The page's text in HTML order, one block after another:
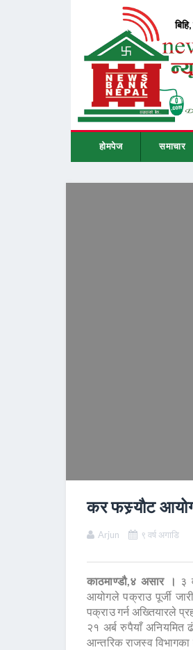
होमपेज समाचार
कर फस्र्याैट
Arjun ९ वर्ष अगाडि
काठमाण्डौ,४ असार । ३
आयोगले पक्राउ पूर्जी
पक्राउ गर्न अख्तियारले
२१ अर्ब रुपैयाँ अनियमित
आन्तरिक राजस्व